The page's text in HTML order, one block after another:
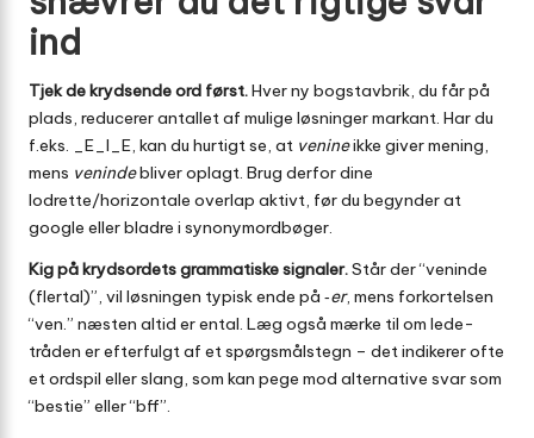
ind
Tjek de krydsende ord først.Hver ny bogstavbrik, du får på
plads, reducerer antallet af mulige løsninger markant. Har du
f.eks. _E_I_E, kan du hurtigt se, at venineikke giver mening,
mens venindebliver oplagt. Brug derfor dine
lodrette/horizontale overlap aktivt, før du begynder at
google eller bladre i synonymordbøger.
Kig på krydsordets grammatiske signaler.Står der “veninde
(flertal)”, vil løsningen typisk ende på ‑er, mens forkortelsen
“ven.” næsten altid er ental. Læg også mærke til om lede­
tråden er efterfulgt af et spørgsmålstegn – det indikerer ofte
et ordspil eller slang, som kan pege mod alternative svar som
“bestie” eller “bff”.